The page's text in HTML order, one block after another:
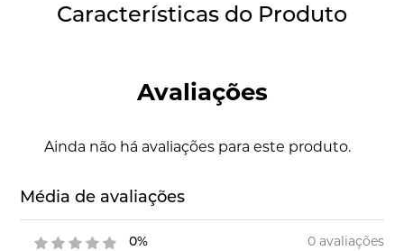
Características do Produto
Avaliações
Ainda não há avaliações para este produto.
Média de avaliações
0% 0 avaliações